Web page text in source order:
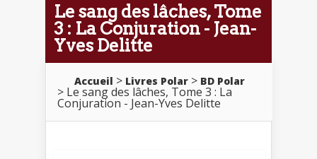
Le sang des lâches, Tome
3 : La Conjuration - Jean-
Yves Delitte
Accueil Livres Polar BD Polar
Le sang des lâches, Tome 3 : La
Conjuration - Jean-Yves Delitte